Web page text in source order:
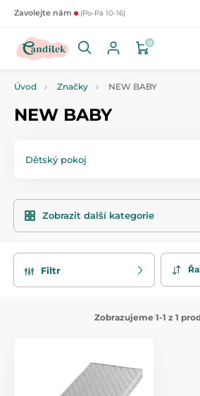
Zavolejte nám (Po-Pá 10-16)
0
Úvod Značky NEW BABY
NEW BABY
Dětský pokoj
Zobrazit další kategorie
Filtr
Zobrazujeme 1-1 z 1